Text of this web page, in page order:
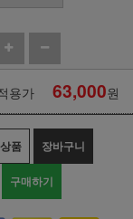
용가 63,000원
품 장바구니
구매하기